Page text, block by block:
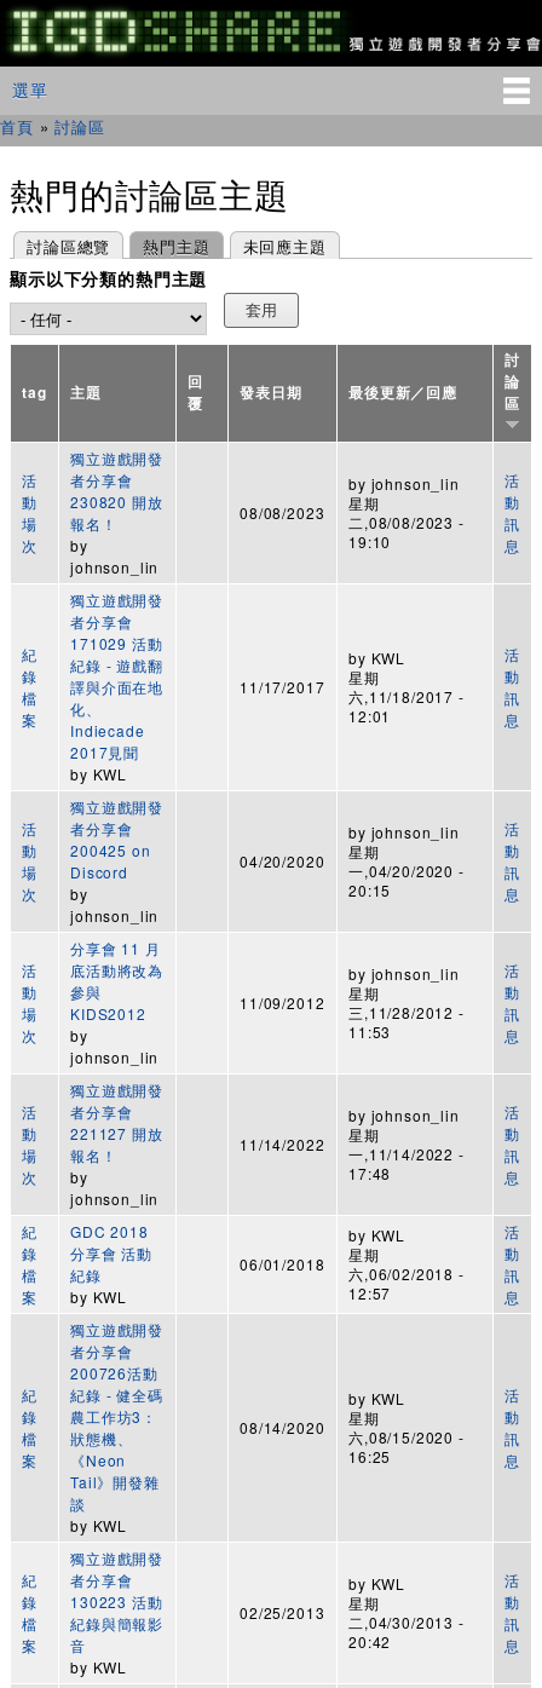
移
至
主
IGDSHARE
獨
遊
發
會
主選單
選單
您在這裡
首頁 »討論區
熱門的討論區主題
主要索引標籤
討論區總覽 熱門主題
(作用中頁籤) 未回應主題
顯示以下分類的熱門主題
tag 主題
回
覆
發表日期 最後更新／回應
討
論
區
活
動
場
次
獨立遊戲開發
者分享會
230820 開放
報名！
by
johnson_lin
08/08/2023
by johnson_lin
星期
二,08/08/2023 -
19:10
活
動
訊
息
紀
錄
檔
案
獨立遊戲開發
者分享會
171029 活動
紀錄 - 遊戲翻
譯與介面在地
化、
Indiecade
2017見聞
by KWL
11/17/2017
by KWL
星期
六,11/18/2017 -
12:01
活
動
訊
息
活
動
場
次
獨立遊戲開發
者分享會
200425 on
Discord
by
johnson_lin
04/20/2020
by johnson_lin
星期
一,04/20/2020 -
20:15
活
動
訊
息
活
動
場
次
分享會 11 月
底活動將改為
參與
KIDS2012
by
johnson_lin
11/09/2012
by johnson_lin
星期
三,11/28/2012 -
11:53
活
動
訊
息
活
動
場
次
獨立遊戲開發
者分享會
221127 開放
報名！
by
johnson_lin
11/14/2022
by johnson_lin
星期
一,11/14/2022 -
17:48
活
動
訊
息
紀
錄
檔
案
GDC 2018
分享會 活動
紀錄
by KWL
06/01/2018
by KWL
星期
六,06/02/2018 -
12:57
活
動
訊
息
紀
錄
檔
案
獨立遊戲開發
者分享會
200726活動
紀錄 - 健全碼
農工作坊3：
狀態機、
《Neon
Tail》開發雜
談
by KWL
08/14/2020
by KWL
星期
六,08/15/2020 -
16:25
活
動
訊
息
紀
錄
檔
案
獨立遊戲開發
者分享會
130223 活動
紀錄與簡報影
音
by KWL
02/25/2013
by KWL
星期
二,04/30/2013 -
20:42
活
動
訊
息